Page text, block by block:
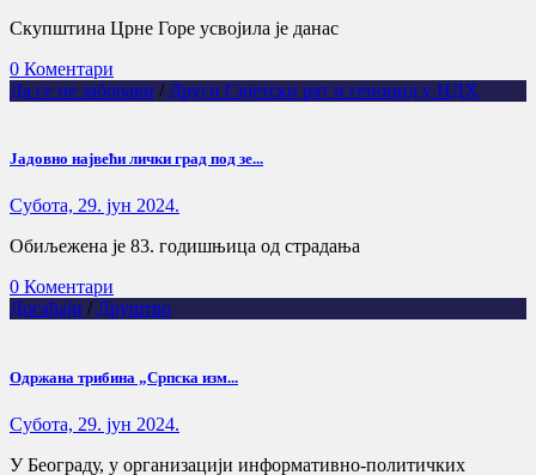
Скупштина Црне Горе усвојила је данас
0 Коментари
Да се не заборави / Други Свјетски рат и геноцид у НДХ
Јадовно највећи лички град под зе...
Субота, 29. јун 2024.
Обиљежена је 83. годишњица од страдања
0 Коментари
Догађаји / Друштво
Одржана трибина „Српска изм...
Субота, 29. јун 2024.
У Београду, у организацији информативно-политичких